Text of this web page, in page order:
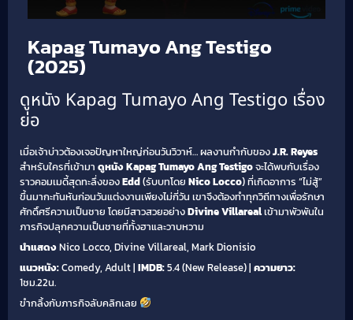
Kapag Tumayo Ang Testigo
(2025)
ดูหนัง Kapag Tumayo Ang Testigo เรื่อง
ย่อ
เมื่อเจ้าบ่าวต้องเจอปัญหาใหญ่ก่อนวันวิวาห์… ผลงานกำกับของJ.R. Reyes
สำหรับใครที่เข้ามา ดูหนัง Kapag Tumayo Ang Testigoจะได้พบกับเรื่อง
ราวคอมเมดี้สุดทะลึ่งของEdd(รับบทโดย Nico Locco) ที่เกิดอาการ “ไม่สู้”
ขึ้นมากะทันหันก่อนวันแต่งงานเพียงไม่กี่วัน เขาจึงต้องทำทุกวิถีทางเพื่อรักษา
ศักดิ์ศรีความเป็นชาย โดยมีสาวสวยอย่างDivine Villarealเข้ามาพัวพันใน
ภารกิจปลุกความเป็นชายที่ทั้งฮาและวาบหวาม
นำแสดงNico Locco, Divine Villareal, Mark Dionisio
แนวหนัง:Comedy, Adult | IMDB:5.4 (New Release) | ความยาว:
1ชม.22น.
ขำกลิ้งกับภารกิจลับคลิกเลย